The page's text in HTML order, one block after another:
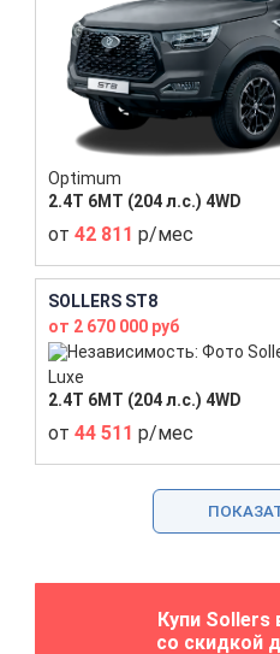
Optimum
2.4T 6MT (204 л.с.) 4WD
от 42 811 р/мес
SOLLERS ST8
от 2 670 000 руб
Luxe
2.4T 6MT (204 л.с.) 4WD
от 44 511 р/мес
Купи Sollers
со скидкой